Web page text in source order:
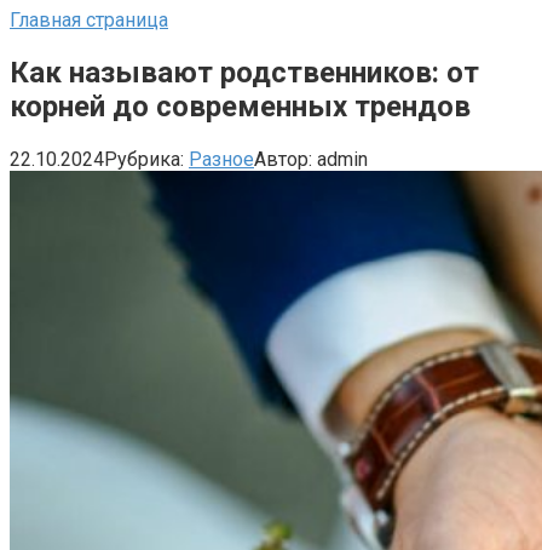
Главная страница
Как называют родственников: от
корней до современных трендов
22.10.2024Рубрика: РазноеАвтор: admin